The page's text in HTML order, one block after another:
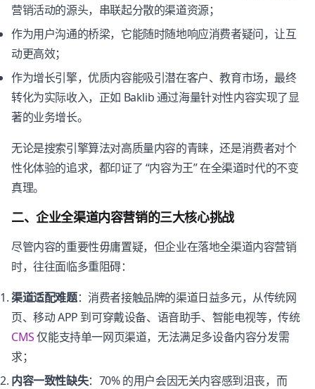
营销活动的源头，串联起分散的渠道资源；
作为用户沟通的桥梁，它能随时随地响应消费者疑问，让互
动更高效；
作为增长引擎，优质内容能吸引潜在客户、教育市场，最终
转化为实际收入，正如 Baklib 通过海量针对性内容实现了显
著的业务增长。
无论是搜索引擎算法对高质量内容的青睐，还是消费者对个
性化体验的追求，都印证了 “内容为王” 在全渠道时代的不变
真理。
二、企业全渠道内容营销的三大核心挑战
尽管内容的重要性毋庸置疑，但企业在落地全渠道内容营销
时，往往面临多重阻碍：
渠道适配难题：消费者接触品牌的渠道日益多元，从传统网
页、移动 APP 到可穿戴设备、语音助手、智能电视等，传统
CMS仅能支持单一网页渠道，无法满足多设备内容分发需
求；
内容一致性缺失：70% 的用户会因无关内容感到沮丧，而